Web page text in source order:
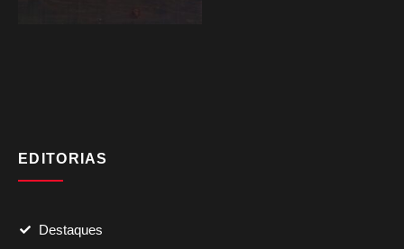
EDITORIAS
Destaques